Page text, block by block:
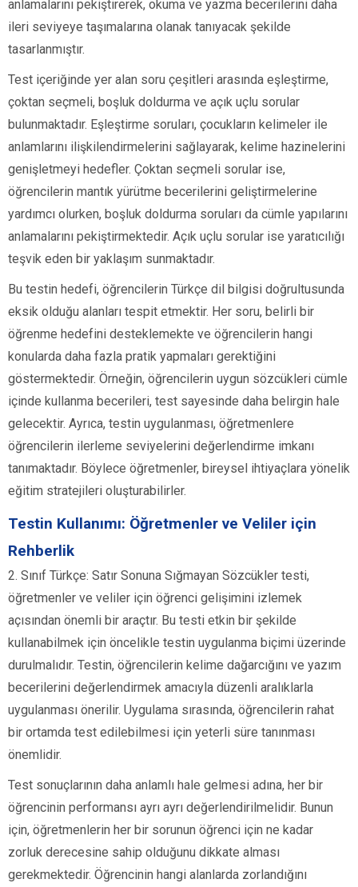
anlamalarını pekiştirerek, okuma ve yazma becerilerini daha
ileri seviyeye taşımalarına olanak tanıyacak şekilde
tasarlanmıştır.
Test içeriğinde yer alan soru çeşitleri arasında eşleştirme,
çoktan seçmeli, boşluk doldurma ve açık uçlu sorular
bulunmaktadır. Eşleştirme soruları, çocukların kelimeler ile
anlamlarını ilişkilendirmelerini sağlayarak, kelime hazinelerini
genişletmeyi hedefler. Çoktan seçmeli sorular ise,
öğrencilerin mantık yürütme becerilerini geliştirmelerine
yardımcı olurken, boşluk doldurma soruları da cümle yapılarını
anlamalarını pekiştirmektedir. Açık uçlu sorular ise yaratıcılığı
teşvik eden bir yaklaşım sunmaktadır.
Bu testin hedefi, öğrencilerin Türkçe dil bilgisi doğrultusunda
eksik olduğu alanları tespit etmektir. Her soru, belirli bir
öğrenme hedefini desteklemekte ve öğrencilerin hangi
konularda daha fazla pratik yapmaları gerektiğini
göstermektedir. Örneğin, öğrencilerin uygun sözcükleri cümle
içinde kullanma becerileri, test sayesinde daha belirgin hale
gelecektir. Ayrıca, testin uygulanması, öğretmenlere
öğrencilerin ilerleme seviyelerini değerlendirme imkanı
tanımaktadır. Böylece öğretmenler, bireysel ihtiyaçlara yönelik
eğitim stratejileri oluşturabilirler.
Testin Kullanımı: Öğretmenler ve Veliler için
Rehberlik
2. Sınıf Türkçe: Satır Sonuna Sığmayan Sözcükler testi,
öğretmenler ve veliler için öğrenci gelişimini izlemek
açısından önemli bir araçtır. Bu testi etkin bir şekilde
kullanabilmek için öncelikle testin uygulanma biçimi üzerinde
durulmalıdır. Testin, öğrencilerin kelime dağarcığını ve yazım
becerilerini değerlendirmek amacıyla düzenli aralıklarla
uygulanması önerilir. Uygulama sırasında, öğrencilerin rahat
bir ortamda test edilebilmesi için yeterli süre tanınması
önemlidir.
Test sonuçlarının daha anlamlı hale gelmesi adına, her bir
öğrencinin performansı ayrı ayrı değerlendirilmelidir. Bunun
için, öğretmenlerin her bir sorunun öğrenci için ne kadar
zorluk derecesine sahip olduğunu dikkate alması
gerekmektedir. Öğrencinin hangi alanlarda zorlandığını